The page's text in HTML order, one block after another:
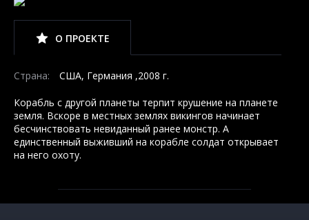
О ПРОЕКТЕ
Страна: США, Германия ,2008 г.
Корабль с другой планеты терпит крушение на планете
земля. Вскоре в местных землях викингов начинает
бесчинствовать невиданный ранее монстр. А
единственный выживший на корабле солдат открывает
на него охоту.